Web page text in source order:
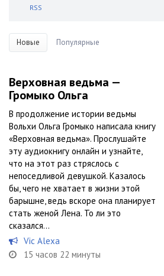
RSS
Новые Популярные
Верховная ведьма —
Громыко Ольга
В продолжение истории ведьмы
Вольхи Ольга Громыко написала книгу
«Верховная ведьма». Прослушайте
эту аудиокнигу онлайн и узнайте,
что на этот раз стряслось с
непоседливой девушкой. Казалось
бы, чего не хватает в жизни этой
барышне, ведь вскоре она планирует
стать женой Лена. То ли это
сказался...
Vic Alexa
15 часов 22 минуты